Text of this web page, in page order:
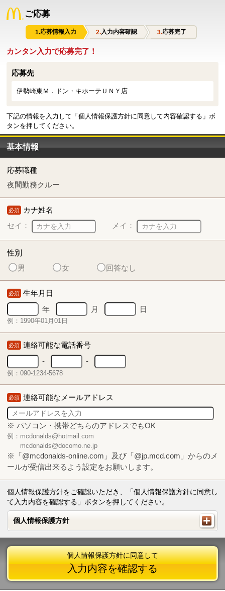
ご応募
応募情報入力 入力内容確認 応募完了
カンタン入力で応募完了！
応募先
伊勢崎東Ｍ．ドン・キホーテＵＮＹ店
下記の情報を入力して「個人情報保護方針に同意して内容確認する」ボ
タンを押してください。
基本情報
応募職種
夜間勤務クルー
必須 カナ姓名
セイ：
メイ：
性別
男
女 回答なし
必須 生年月日
年
月 日
例：1990年01月01日
必須 連絡可能な電話番号
-
-
例：090-1234-5678
必須 連絡可能なメールアドレス
※ パソコン・携帯どちらのアドレスでもOK
例：mcdonalds@hotmail.com
mcdonalds@docomo.ne.jp
※「@mcdonalds-online.com」及び「@jp.mcd.com」からのメ
ールが受信出来るよう設定をお願いします。
個人情報保護方針をご確認いただき、「個人情報保護方針に同意し
て入力内容を確認する」ボタンを押してください。
個人情報保護方針
個人情報保護方針
個人情報保護方針に同意して
入力内容を確認する